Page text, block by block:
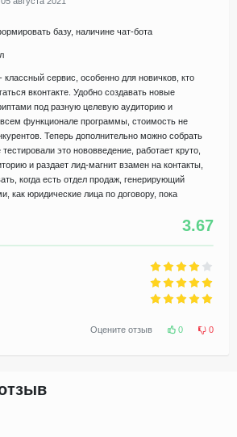
базу, наличине чат-бота
классный сервис, особенно для новичков, кто
вконтакте. Удобно создавать новые
под разную целевую аудиторию и
функционале программы, стоимость не
Теперь дополнительно можно собрать
это нововведение, работает круто,
и раздает лид-магнит взамен на контакты,
когда есть отдел продаж, генерирующий
как юридические лица по договору, пока
3.67
Оцените отзыв 0 0